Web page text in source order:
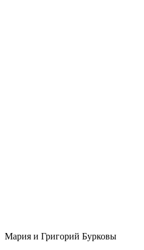
Мария и Григорий Бурковы